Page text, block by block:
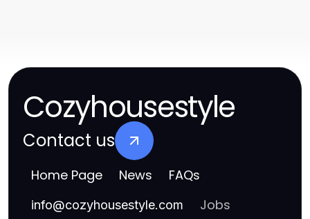
Cozyhousestyle
Contact us
Home Page News FAQs
info@cozyhousestyle.com Jobs